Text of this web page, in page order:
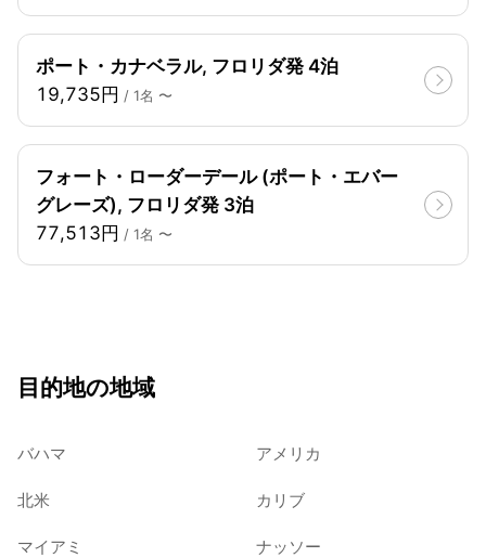
ポート・カナベラル, フロリダ発 4泊
19,735円 / 1名 〜
フォート・ローダーデール (ポート・エバー
グレーズ), フロリダ発 3泊
77,513円 / 1名 〜
目的地の地域
バハマ アメリカ
北米 カリブ
マイアミ ナッソー